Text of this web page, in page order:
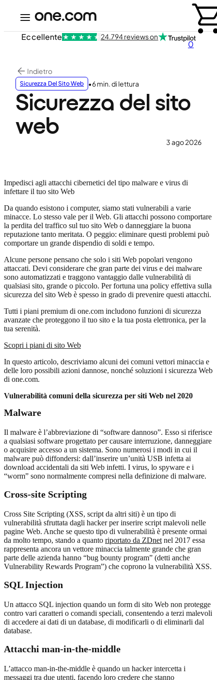
0
Eccellente 24.794 reviews on
Indietro
Sicurezza Del Sito Web •6 min. di lettura
Sicurezza del sito
web
3 ago 2026
Impedisci agli attacchi cibernetici del tipo malware e virus di
infettare il tuo sito Web
Da quando esistono i computer, siamo stati vulnerabili a varie
minacce. Lo stesso vale per il Web. Gli attacchi possono comportare
la perdita del traffico sul tuo sito Web o danneggiare la buona
reputazione tanto meritata. O peggio: eliminare questi problemi può
comportare un grande dispendio di soldi e tempo.
Alcune persone pensano che solo i siti Web popolari vengono
attaccati. Devi considerare che gran parte dei virus e dei malware
sono automatizzati e traggono vantaggio dalle vulnerabilità di
qualsiasi sito, grande o piccolo. Per fortuna una policy effettiva sulla
sicurezza del sito Web è spesso in grado di prevenire questi attacchi.
Tutti i piani premium di one.com includono funzioni di sicurezza
avanzate che proteggono il tuo sito e la tua posta elettronica, per la
tua serenità.
Scopri i piani di sito Web
In questo articolo, descriviamo alcuni dei comuni vettori minaccia e
delle loro possibili azioni dannose, nonché soluzioni i sicurezza Web
di one.com.
Vulnerabilità comuni della sicurezza per siti Web nel 2020
Malware
Il malware è l’abbreviazione di “software dannoso”. Esso si riferisce
a qualsiasi software progettato per causare interruzione, danneggiare
o acquisire accesso a un sistema. Sono numerosi i modi in cui il
malware può diffondersi: dall’inserire un’unità USB infetta ai
download accidentali da siti Web infetti. I virus, lo spyware e i
“worm” sono normalmente compresi nella definizione di malware.
Cross-site Scripting
Cross Site Scripting (XSS, script da altri siti) è un tipo di
vulnerabilità sfruttata dagli hacker per inserire script malevoli nelle
pagine Web. Anche se questo tipo di vulnerabilità è presente ormai
da molto tempo, stando a quanto riportato da ZDnet nel 2017 essa
rappresenta ancora un vettore minaccia talmente grande che gran
parte delle azienda hanno “bug bounty program” (detti anche
Vulnerability Rewards Program”) che coprono la vulnerabilità XSS.
SQL Injection
Un attacco SQL injection quando un form di sito Web non protegge
contro vari caratteri o comandi speciali, consentendo a terzi malevoli
di accedere ai dati di un database, di modificarli o di eliminarli dal
database.
Attacchi man-in-the-middle
L’attacco man-in-the-middle è quando un hacker intercetta i
messaggi tra due utenti, facendo loro credere che stanno